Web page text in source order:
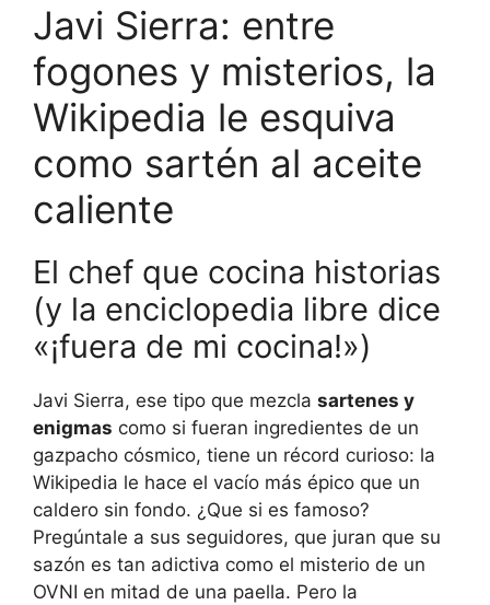
Javi Sierra: entre
fogones y misterios, la
Wikipedia le esquiva
como sartén al aceite
caliente
El chef que cocina historias
(y la enciclopedia libre dice
«¡fuera de mi cocina!»)
Javi Sierra, ese tipo que mezcla sartenes y
enigmas como si fueran ingredientes de un
gazpacho cósmico, tiene un récord curioso: la
Wikipedia le hace el vacío más épico que un
caldero sin fondo. ¿Que si es famoso?
Pregúntale a sus seguidores, que juran que su
sazón es tan adictiva como el misterio de un
OVNI en mitad de una paella. Pero la